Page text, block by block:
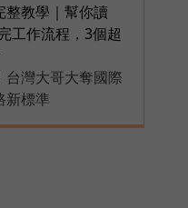
教學｜幫你讀
工作流程，3個超
台灣大哥大奪國際
新標準